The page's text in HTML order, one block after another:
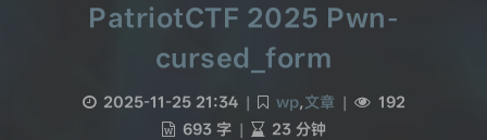
PatriotCTF 2025 Pwn-
cursed_form
2025-11-25 21:34 | wp,文章 |
192
693 字 | 23 分钟